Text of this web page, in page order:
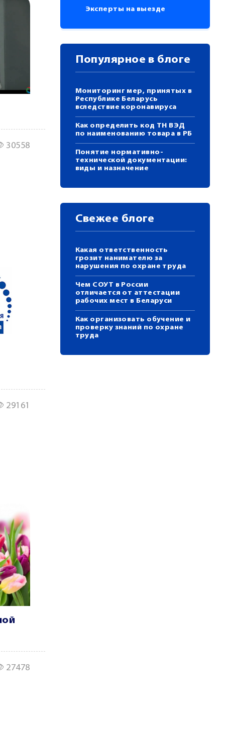
30558
29161
27478
Эксперты на выезде
Популярное в блоге
Мониторинг мер, принятых в
Республике Беларусь
вследствие коронавируса
Как определить код ТН ВЭД
по наименованию товара в РБ
Понятие нормативно-
технической документации:
виды и назначение
Свежее блоге
Какая ответственность
грозит нанимателю за
нарушения по охране труда
Чем СОУТ в России
отличается от аттестации
рабочих мест в Беларуси
Как организовать обучение и
проверку знаний по охране
труда